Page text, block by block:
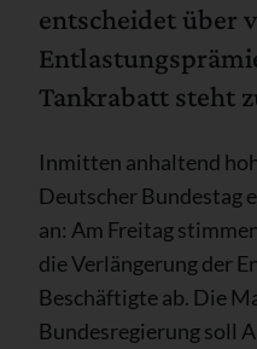
entscheidet über
Tankrabatt steht
Inmitten anhaltend
Deutscher Bundestag
an: Am Freitag
die Verlängerung der
Beschäftigte ab. Die
Bundesregierung soll